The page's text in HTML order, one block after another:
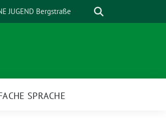
JUGEND Bergstraße Suche
SPRACHE